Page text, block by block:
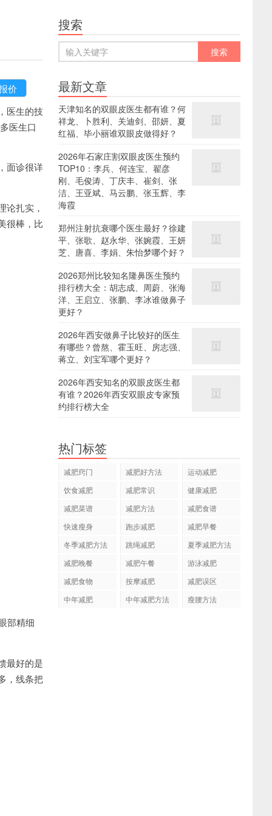
医生的技
医生口
面诊很详
论扎实，
很棒，比
部精细
最好的是
，线条把
搜索
最新文章
天津知名的双眼皮医生都有谁？何
祥龙、卜胜利、关迪剑、邵妍、夏
红福、毕小丽谁双眼皮做得好？
2026年石家庄割双眼皮医生预约
TOP10：李兵、何连宝、翟彦
刚、毛俊涛、丁庆丰、崔剑、张
洁、王亚斌、马云鹏、张玉辉、李
海霞
郑州注射抗衰哪个医生最好？徐建
平、张歌、赵永华、张婉霞、王妍
芝、唐喜、李娟、朱怡梦哪个好？
2026郑州比较知名隆鼻医生预约
排行榜大全：胡志成、周蔚、张海
洋、王启立、张鹏、李冰谁做鼻子
更好？
2026年西安做鼻子比较好的医生
有哪些？曾熬、霍玉旺、房志强、
蒋立、刘宝军哪个更好？
2026年西安知名的双眼皮医生都
有谁？2026年西安双眼皮专家预
约排行榜大全
热门标签
减肥窍门 减肥好方法
运动减肥
饮食减肥
减肥常识
健康减肥
减肥菜谱
减肥方法
减肥食谱
快速瘦身
跑步减肥
减肥早餐
冬季减肥方法
跳绳减肥
夏季减肥方法
减肥晚餐
减肥午餐
游泳减肥
减肥食物
按摩减肥
减肥误区
中年减肥
中年减肥方法 瘦腰方法